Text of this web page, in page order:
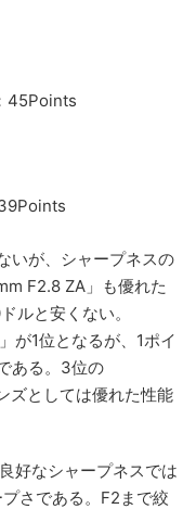
45Points
いが、シャープネスの
F2.8 ZA」も優れた
ルと安くない。
が1位となるが、1ポイ
ある。3位の
ズとしては優れた性能
好なシャープネスでは
さである。F2まで絞